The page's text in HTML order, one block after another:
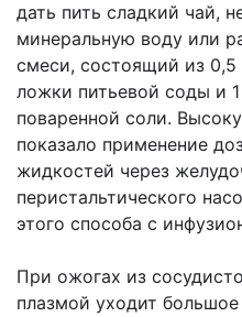
дать пить сладкий чай,
минеральную воду или
смеси, состоящий из
ложки питьевой соды и
поваренной соли.
показало применение
жидкостей через
перистальтического
этого способа с
При ожогах из
плазмой уходит